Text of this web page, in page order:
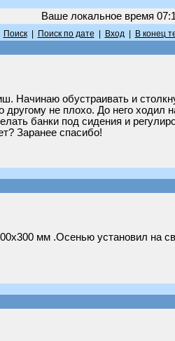
Ваше локальное время
Поиск| Поиск по дате Вход| В конец
обустраивать и
не плохо. До него ходил
банки под сидения и
Заранее спасибо!
мм .Осенью установил на